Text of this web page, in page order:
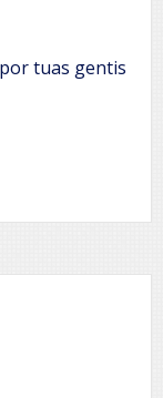
tuas gentis